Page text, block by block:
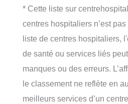
* Cette liste sur
centres hospitaliers n’est
liste de centres hospitaliers,
de santé ou services liés
manques ou des erreurs.
le classement ne reflète en
meilleurs services d’un